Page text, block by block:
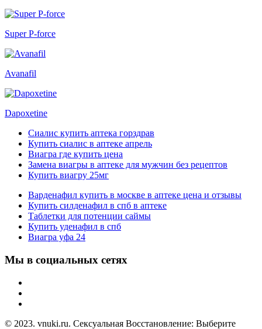
Super P-force
Avanafil
Dapoxetine
Сиалис купить аптека горздрав
Купить сиалис в аптеке апрель
Виагра где купить цена
Замена виагры в аптеке для мужчин без рецептов
Купить виагру 25мг
Варденафил купить в москве в аптеке цена и отзывы
Купить силденафил в спб в аптеке
Таблетки для потенции саймы
Купить уденафил в спб
Виагра уфа 24
Мы в социальных сетях
© 2023. vnuki.ru. Сексуальная Восстановление: Выберите